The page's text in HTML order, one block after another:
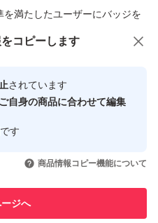
満たしたユーザーにバッジを
心・安全なユーザーです
引を完了させた実績があります
での取引実績があります
コピーします
されています
自身の商品に合わせて編集
です
商品情報コピー機能について
ジへ
メ